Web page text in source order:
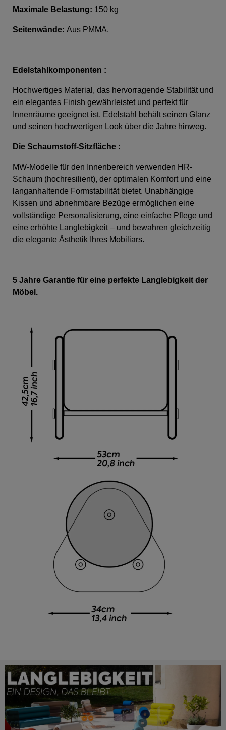
Maximale Belastung: 150 kg
Seitenwände: Aus PMMA.
Edelstahlkomponenten :
Hochwertiges Material, das hervorragende Stabilität und
ein elegantes Finish gewährleistet und perfekt für
Innenräume geeignet ist. Edelstahl behält seinen Glanz
und seinen hochwertigen Look über die Jahre hinweg.
Die Schaumstoff-Sitzfläche :
MW-Modelle für den Innenbereich verwenden HR-
Schaum (hochresilient), der optimalen Komfort und eine
langanhaltende Formstabilität bietet. Unabhängige
Kissen und abnehmbare Bezüge ermöglichen eine
vollständige Personalisierung, eine einfache Pflege und
eine erhöhte Langlebigkeit – und bewahren gleichzeitig
die elegante Ästhetik Ihres Mobiliars.
5 Jahre Garantie für eine perfekte Langlebigkeit der
Möbel.